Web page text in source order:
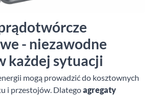
- niezawodne
każdej sytuacji
mogą prowadzić do kosztownych
i przestojów. Dlategoagregaty